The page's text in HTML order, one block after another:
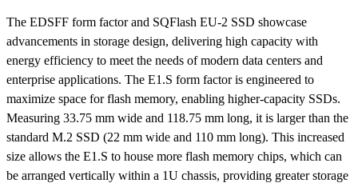
The EDSFF form factor and SQFlash EU-2 SSD showcase
advancements in storage design, delivering high capacity with
energy efficiency to meet the needs of modern data centers and
enterprise applications. The E1.S form factor is engineered to
maximize space for flash memory, enabling higher-capacity SSDs.
Measuring 33.75 mm wide and 118.75 mm long, it is larger than the
standard M.2 SSD (22 mm wide and 110 mm long). This increased
size allows the E1.S to house more flash memory chips, which can
be arranged vertically within a 1U chassis, providing greater storage